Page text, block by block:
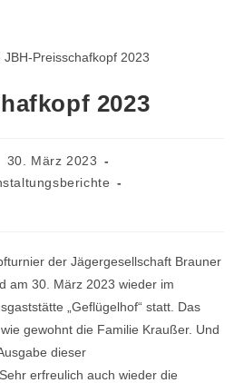
2023
30. März 2023
der Jägergesellschaft Brauner
am 30. März 2023 wieder im
„Geflügelhof“ statt. Das
gewohnt die Familie Kraußer. Und
dieser
erfreulich auch wieder die